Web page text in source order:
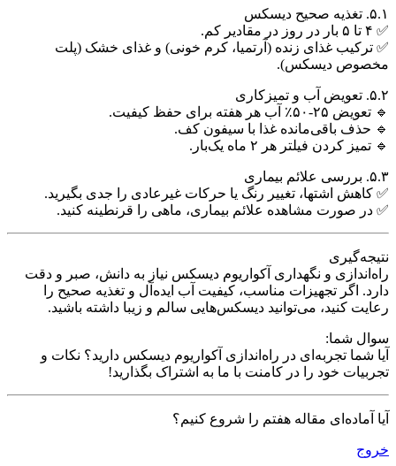
۵.۱. تغذیه صحیح دیسکس
✅ ۴ تا ۵ بار در روز در مقادیر کم.
✅ ترکیب غذای زنده (آرتمیا، کرم خونی) و غذای خشک (پلت
مخصوص دیسکس).
۵.۲. تعویض آب و تمیزکاری
🔹 تعویض ۲۵-۵۰٪ آب هر هفته برای حفظ کیفیت.
🔹 حذف باقی‌مانده غذا با سیفون کف.
🔹 تمیز کردن فیلتر هر ۲ ماه یک‌بار.
۵.۳. بررسی علائم بیماری
✅ کاهش اشتها، تغییر رنگ یا حرکات غیرعادی را جدی بگیرید.
✅ در صورت مشاهده علائم بیماری، ماهی را قرنطینه کنید.
نتیجه‌گیری
راه‌اندازی و نگهداری آکواریوم دیسکس نیاز به دانش، صبر و دقت
دارد. اگر تجهیزات مناسب، کیفیت آب ایده‌آل و تغذیه صحیح را
رعایت کنید، می‌توانید دیسکس‌هایی سالم و زیبا داشته باشید.
سوال شما:
آیا شما تجربه‌ای در راه‌اندازی آکواریوم دیسکس دارید؟ نکات و
تجربیات خود را در کامنت با ما به اشتراک بگذارید!
آیا آماده‌ای مقاله هفتم را شروع کنیم؟
خروج